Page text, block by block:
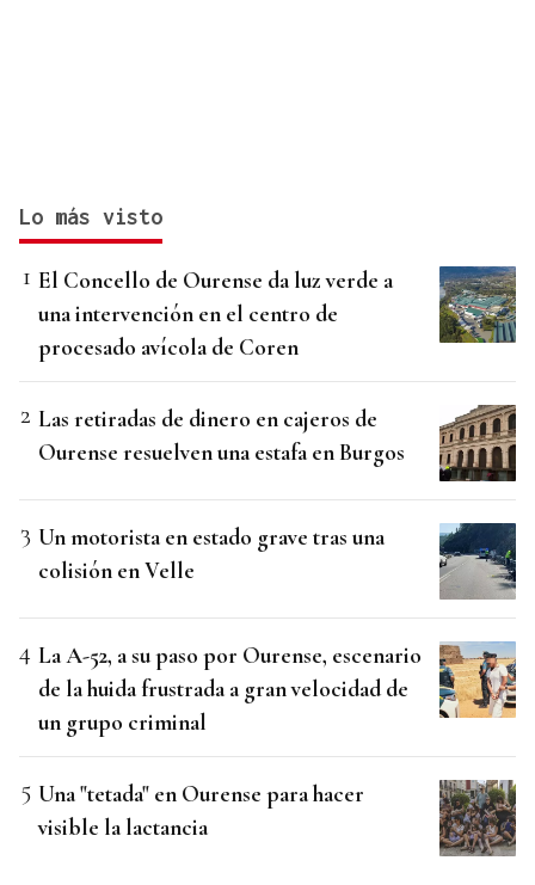
Lo más visto
El Concello de Ourense da luz verde a
una intervención en el centro de
procesado avícola de Coren
Las retiradas de dinero en cajeros de
Ourense resuelven una estafa en Burgos
Un motorista en estado grave tras una
colisión en Velle
La A-52, a su paso por Ourense, escenario
de la huida frustrada a gran velocidad de
un grupo criminal
Una "tetada" en Ourense para hacer
visible la lactancia